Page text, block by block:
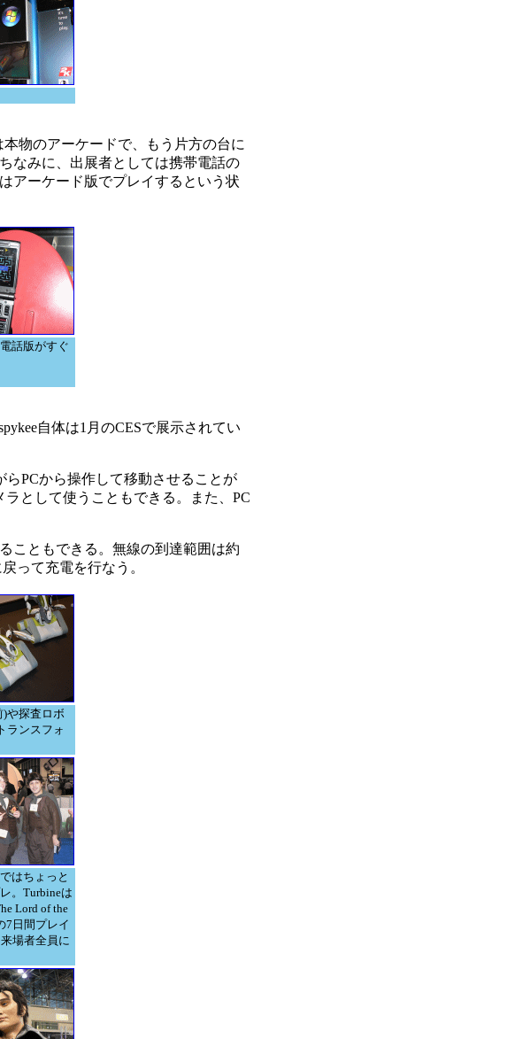
物のアーケードで、もう片方の台に
なみに、出展者としては携帯電話の
アーケード版でプレイするという状
話版がすぐ
自体は1月のCESで展示されてい
PCから操作して移動させることが
として使うこともできる。また、PC
こともできる。無線の到達範囲は約
って充電を行なう。
や探査ロボ
ランスフォ
はちょっと
。Turbineは
Lord of the
7日間プレイ
場者全員に